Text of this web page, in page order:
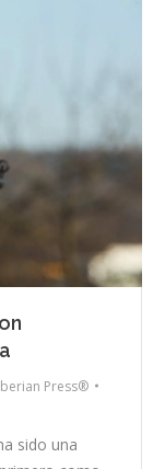
Press®
sido una